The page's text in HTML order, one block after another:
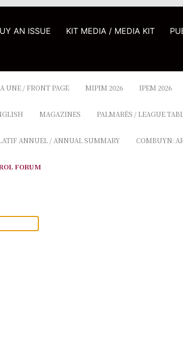
AN ISSUE KIT MEDIA / MEDIA KIT
UNE / FRONT PAGE MIPIM 2026 IPEM 2026
MAGAZINES PALMARÈS / LEAGUE
ANNUEL / ANNUAL SUMMARY COMBUYN:
FORUM